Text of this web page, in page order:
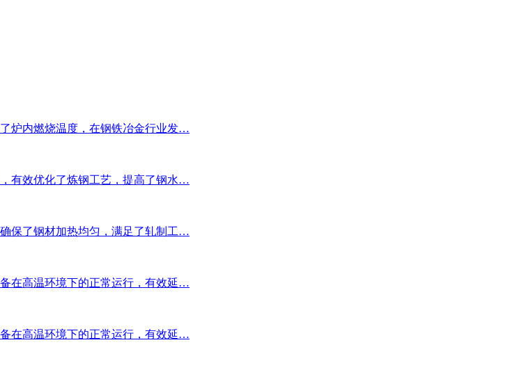
炉内燃烧温度，在钢铁冶金行业发…
有效优化了炼钢工艺，提高了钢水…
保了钢材加热均匀，满足了轧制工…
在高温环境下的正常运行，有效延…
在高温环境下的正常运行，有效延…